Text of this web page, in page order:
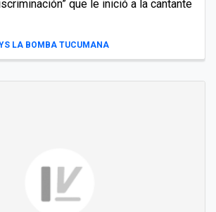
que le inició a la cantante
LA BOMBA TUCUMANA